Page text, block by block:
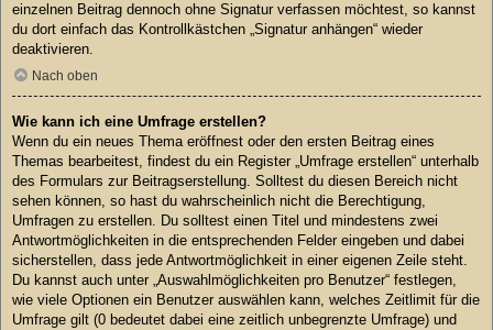
einzelnen Beitrag dennoch ohne Signatur verfassen möchtest, so kannst
du dort einfach das Kontrollkästchen „Signatur anhängen“ wieder
deaktivieren.
Nach oben
Wie kann ich eine Umfrage erstellen?
Wenn du ein neues Thema eröffnest oder den ersten Beitrag eines
Themas bearbeitest, findest du ein Register „Umfrage erstellen“ unterhalb
des Formulars zur Beitragserstellung. Solltest du diesen Bereich nicht
sehen können, so hast du wahrscheinlich nicht die Berechtigung,
Umfragen zu erstellen. Du solltest einen Titel und mindestens zwei
Antwortmöglichkeiten in die entsprechenden Felder eingeben und dabei
sicherstellen, dass jede Antwortmöglichkeit in einer eigenen Zeile steht.
Du kannst auch unter „Auswahlmöglichkeiten pro Benutzer“ festlegen,
wie viele Optionen ein Benutzer auswählen kann, welches Zeitlimit für die
Umfrage gilt (0 bedeutet dabei eine zeitlich unbegrenzte Umfrage) und